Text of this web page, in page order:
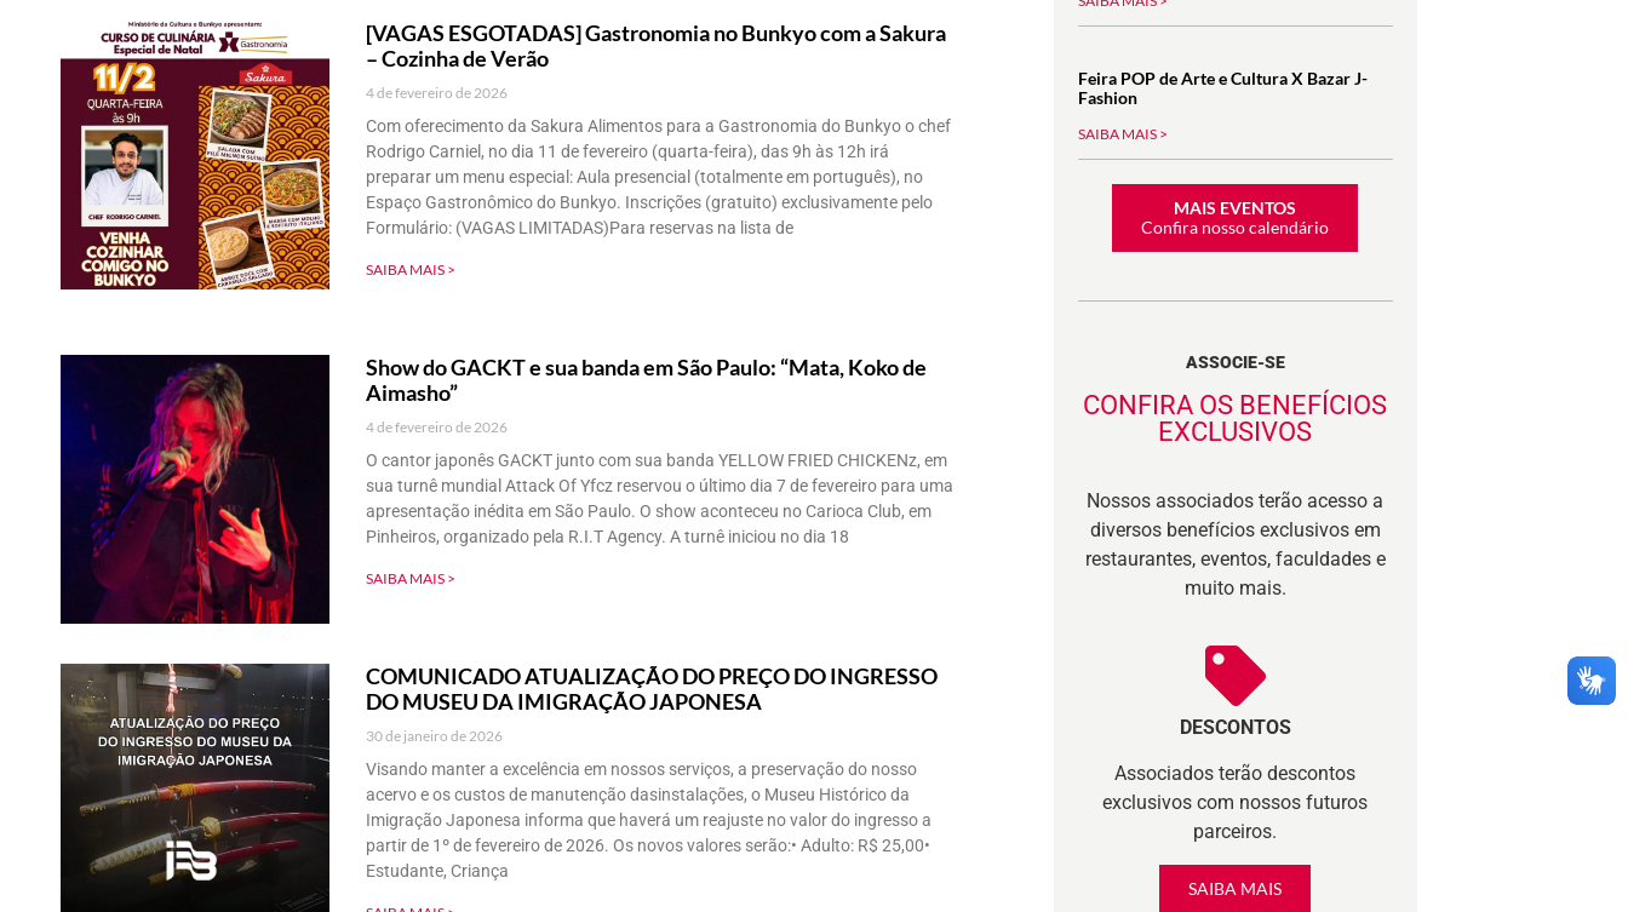
[VAGAS ESGOTADAS] Gastronomia no Bunkyo com a Sakura
– Cozinha de Verão
4 de fevereiro de 2026
Com oferecimento da Sakura Alimentos para a Gastronomia do Bunkyo o chef
Rodrigo Carniel, no dia 11 de fevereiro (quarta-feira), das 9h às 12h irá
preparar um menu especial: Aula presencial (totalmente em português), no
Espaço Gastronômico do Bunkyo. Inscrições (gratuito) exclusivamente pelo
Formulário: (VAGAS LIMITADAS)Para reservas na lista de
SAIBA MAIS >
Show do GACKT e sua banda em São Paulo: “Mata, Koko de
Aimasho”
4 de fevereiro de 2026
O cantor japonês GACKT junto com sua banda YELLOW FRIED CHICKENz, em
sua turnê mundial Attack Of Yfcz reservou o último dia 7 de fevereiro para uma
apresentação inédita em São Paulo. O show aconteceu no Carioca Club, em
Pinheiros, organizado pela R.I.T Agency. A turnê iniciou no dia 18
SAIBA MAIS >
COMUNICADO ATUALIZAÇÃO DO PREÇO DO INGRESSO
DO MUSEU DA IMIGRAÇÃO JAPONESA
30 de janeiro de 2026
Visando manter a excelência em nossos serviços, a preservação do nosso
acervo e os custos de manutenção dasinstalações, o Museu Histórico da
Imigração Japonesa informa que haverá um reajuste no valor do ingresso a
partir de 1º de fevereiro de 2026. Os novos valores serão:• Adulto: R$ 25,00•
Estudante, Criança
Feira POP de Arte e Cultura X Bazar J-
Fashion
SAIBA MAIS >
MAIS EVENTOS
Confira nosso calendário
ASSOCIE-SE
CONFIRA OS BENEFÍCIOS
EXCLUSIVOS
Nossos associados terão acesso a
diversos benefícios exclusivos em
restaurantes, eventos, faculdades e
muito mais.
DESCONTOS
Associados terão descontos
exclusivos com nossos futuros
parceiros.
SAIBA MAIS